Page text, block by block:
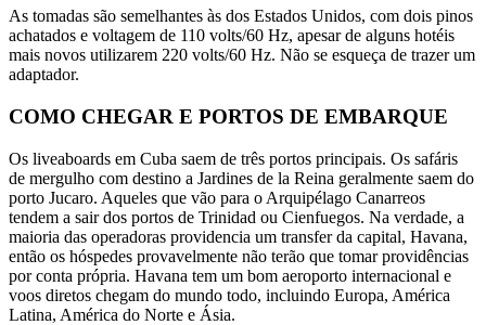
As tomadas são semelhantes às dos Estados Unidos, com dois pinos
achatados e voltagem de 110 volts/60 Hz, apesar de alguns hotéis
mais novos utilizarem 220 volts/60 Hz. Não se esqueça de trazer um
adaptador.
COMO CHEGAR E PORTOS DE EMBARQUE
Os liveaboards em Cuba saem de três portos principais. Os safáris
de mergulho com destino a Jardines de la Reina geralmente saem do
porto Jucaro. Aqueles que vão para o Arquipélago Canarreos
tendem a sair dos portos de Trinidad ou Cienfuegos. Na verdade, a
maioria das operadoras providencia um transfer da capital, Havana,
então os hóspedes provavelmente não terão que tomar providências
por conta própria. Havana tem um bom aeroporto internacional e
voos diretos chegam do mundo todo, incluindo Europa, América
Latina, América do Norte e Ásia.